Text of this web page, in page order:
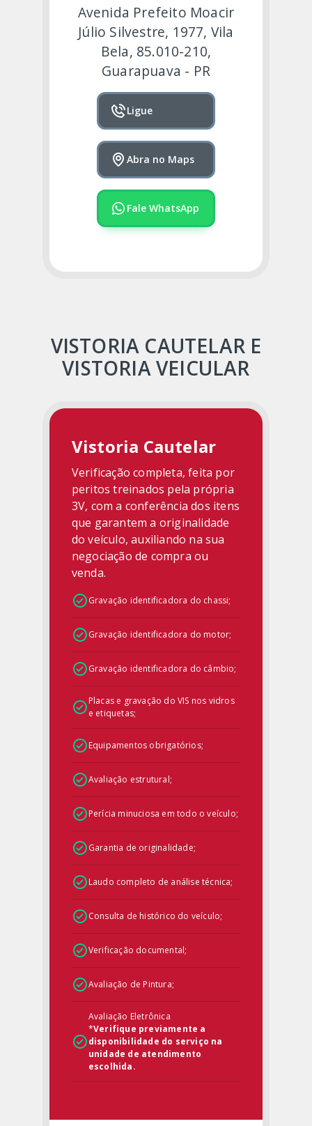
Avenida Prefeito Moacir
Júlio Silvestre, 1977, Vila
Bela, 85.010-210,
Guarapuava - PR
Ligue
Abra no Maps
Fale WhatsApp
VISTORIA CAUTELAR E
VISTORIA VEICULAR
Vistoria Cautelar
Verificação completa, feita por
peritos treinados pela própria
3V, com a conferência dos itens
que garantem a originalidade
do veículo, auxiliando na sua
negociação de compra ou
venda.
Gravação identificadora do chassi;
Gravação identificadora do motor;
Gravação identificadora do câmbio;
Placas e gravação do VIS nos vidros
e etiquetas;
Equipamentos obrigatórios;
Avaliação estrutural;
Perícia minuciosa em todo o veículo;
Garantia de originalidade;
Laudo completo de análise técnica;
Consulta de histórico do veículo;
Verificação documental;
Avaliação de Pintura;
Avaliação Eletrônica
*Verifique previamente a
disponibilidade do serviço na
unidade de atendimento
escolhida.